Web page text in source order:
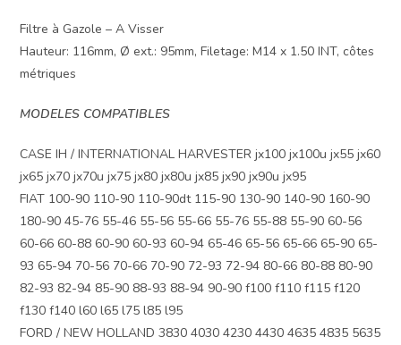
Filtre à Gazole – A Visser
Hauteur: 116mm, Ø ext.: 95mm, Filetage: M14 x 1.50 INT, côtes
métriques
MODELES COMPATIBLES
CASE IH / INTERNATIONAL HARVESTER jx100 jx100u jx55 jx60
jx65 jx70 jx70u jx75 jx80 jx80u jx85 jx90 jx90u jx95
FIAT 100-90 110-90 110-90dt 115-90 130-90 140-90 160-90
180-90 45-76 55-46 55-56 55-66 55-76 55-88 55-90 60-56
60-66 60-88 60-90 60-93 60-94 65-46 65-56 65-66 65-90 65-
93 65-94 70-56 70-66 70-90 72-93 72-94 80-66 80-88 80-90
82-93 82-94 85-90 88-93 88-94 90-90 f100 f110 f115 f120
f130 f140 l60 l65 l75 l85 l95
FORD / NEW HOLLAND 3830 4030 4230 4430 4635 4835 5635